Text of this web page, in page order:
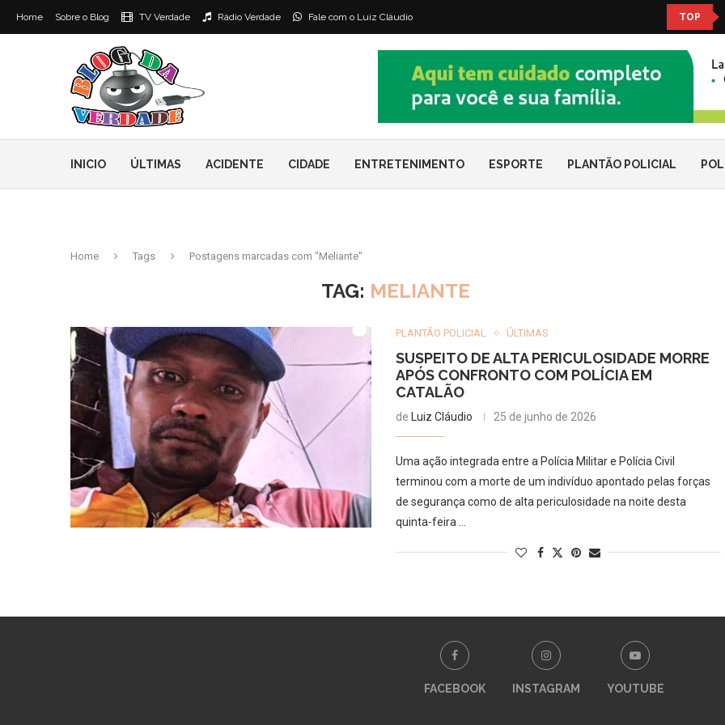
Home Sobre o Blog TV Verdade Rádio Verdade Fale com o Luiz Cláudio TOP
INICIO ÚLTIMAS ACIDENTE CIDADE ENTRETENIMENTO ESPORTE PLANTÃO POLICIAL
Home Tags Postagens marcadas com "Meliante"
TAG: MELIANTE
PLANTÃO POLICIAL ÚLTIMAS
SUSPEITO DE ALTA PERICULOSIDADE MORRE
APÓS CONFRONTO COM POLÍCIA EM
CATALÃO
de Luiz Cláudio 25 de junho de 2026
Uma ação integrada entre a Polícia Militar e Polícia Civil
terminou com a morte de um indivíduo apontado pelas forças
de segurança como de alta periculosidade na noite desta
quinta-feira …
FACEBOOK INSTAGRAM YOUTUBE